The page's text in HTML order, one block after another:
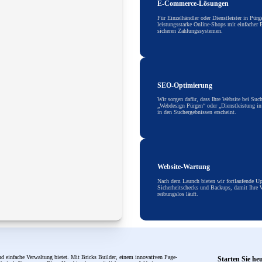
E-Commerce-Lösungen
Für Einzelhändler oder Dienstleister in
leistungsstarke Online-Shops mit einfacher
sicheren Zahlungssystemen.
SEO-Optimierung
Wir sorgen dafür, dass Ihre Website bei
„Webdesign Pürgen“ oder „Dienstleistung
in den Suchergebnissen erscheint.
Website-Wartung
Nach dem Launch bieten wir fortlaufende
Sicherheitschecks und Backups, damit Ihre
reibungslos läuft.
einfache Verwaltung bietet. Mit Bricks Builder, einem innovativen Page-
Starten Sie